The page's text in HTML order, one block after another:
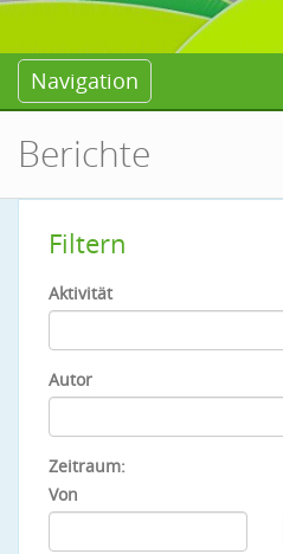
Navigation
Berichte
Filtern
Aktivität
Autor
Zeitraum:
Von